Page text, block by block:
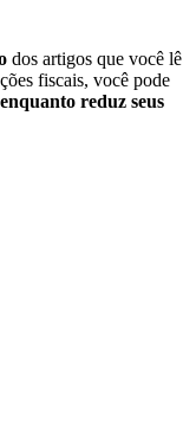
dos artigos que você lê
fiscais, você pode
reduz seus